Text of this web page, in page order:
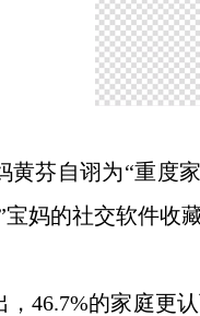
自诩为“重度家
宝妈的社交软件收
的家庭更认